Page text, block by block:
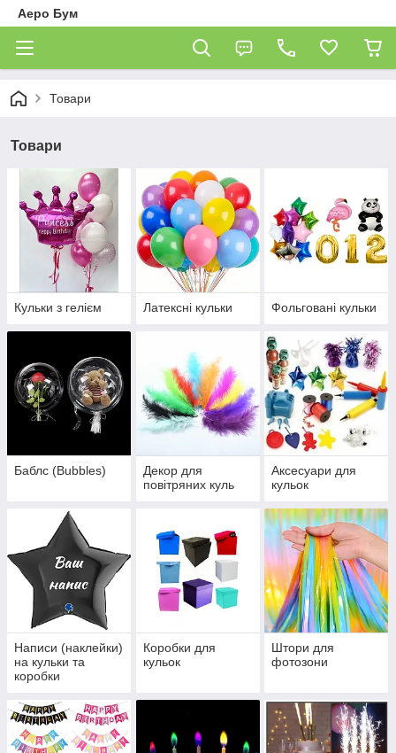
Аеро Бум
Товари
Товари
Кульки з гелієм Латексні кульки Фольговані кульки
Баблс (Bubbles)
Декор для
повітряних куль
Аксесуари для
кульок
Написи (наклейки)
на кульки та
коробки
Коробки для
кульок
Штори для
фотозони